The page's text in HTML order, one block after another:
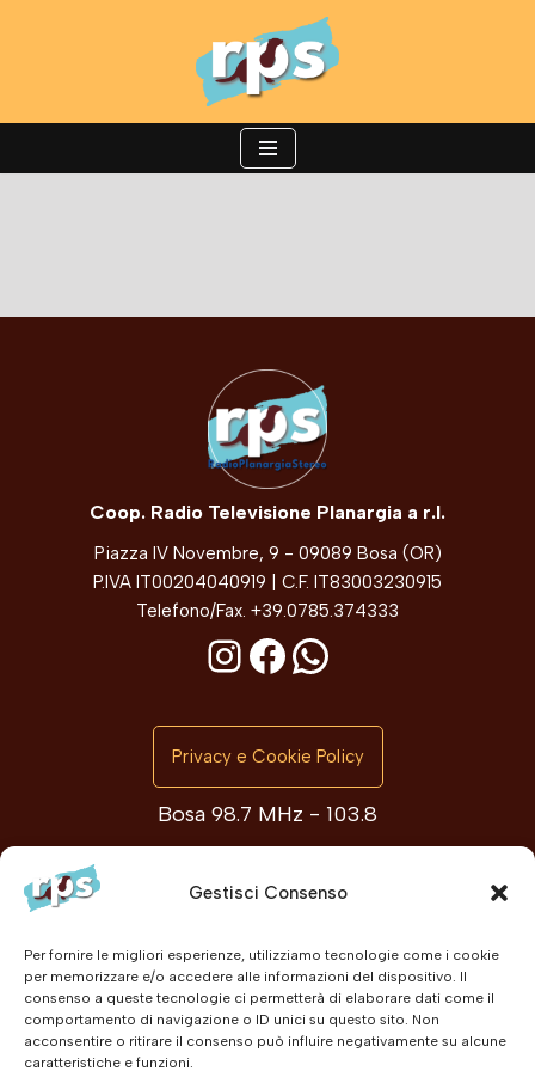
Gestisci Consenso
Per fornire le migliori esperienze, utilizziamo tecnologie come i cookie
per memorizzare e/o accedere alle informazioni del dispositivo. Il
consenso a queste tecnologie ci permetterà di elaborare dati come il
comportamento di navigazione o ID unici su questo sito. Non
acconsentire o ritirare il consenso può influire negativamente su alcune
caratteristiche e funzioni.
contenuto
Coop. Radio Televisione Planargia a r.l.
Piazza IV Novembre, 9 - 09089 Bosa (OR)
P.IVA IT00204040919 | C.F. IT83003230915
Telefono/Fax. +39.0785.374333
Privacy e Cookie Policy
Bosa 98.7 MHz - 103.8
Planargia e Montiferru 103.0 MHz